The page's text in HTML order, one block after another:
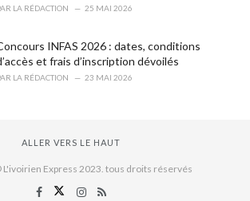
LA RÉDACTION 25 MAI 2026
INFAS 2026 : dates, conditions
et frais d’inscription dévoilés
LA RÉDACTION 23 MAI 2026
ALLER VERS LE HAUT
L'ivoirien Express 2023. tous droits réservés